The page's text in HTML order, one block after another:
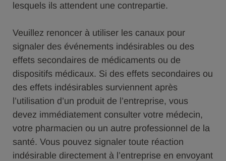
lesquels ils attendent une contrepartie.
Veuillez renoncer à utiliser les canaux pour
signaler des événements indésirables ou des
effets secondaires de médicaments ou de
dispositifs médicaux. Si des effets secondaires ou
des effets indésirables surviennent après
l’utilisation d’un produit de l’entreprise, vous
devez immédiatement consulter votre médecin,
votre pharmacien ou un autre professionnel de la
santé. Vous pouvez signaler toute réaction
indésirable directement à l’entreprise en envoyant